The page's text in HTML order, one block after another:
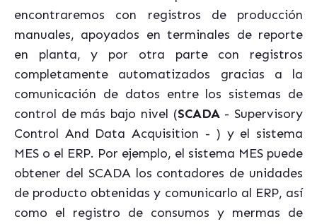
encontraremos con registros de producción
manuales, apoyados en terminales de reporte
en planta, y por otra parte con registros
completamente automatizados gracias a la
comunicación de datos entre los sistemas de
control de más bajo nivel (SCADA- Supervisory
Control And Data Acquisition - ) y el sistema
MES o el ERP. Por ejemplo, el sistema MES puede
obtener del SCADA los contadores de unidades
de producto obtenidas y comunicarlo al ERP, así
como el registro de consumos y mermas de